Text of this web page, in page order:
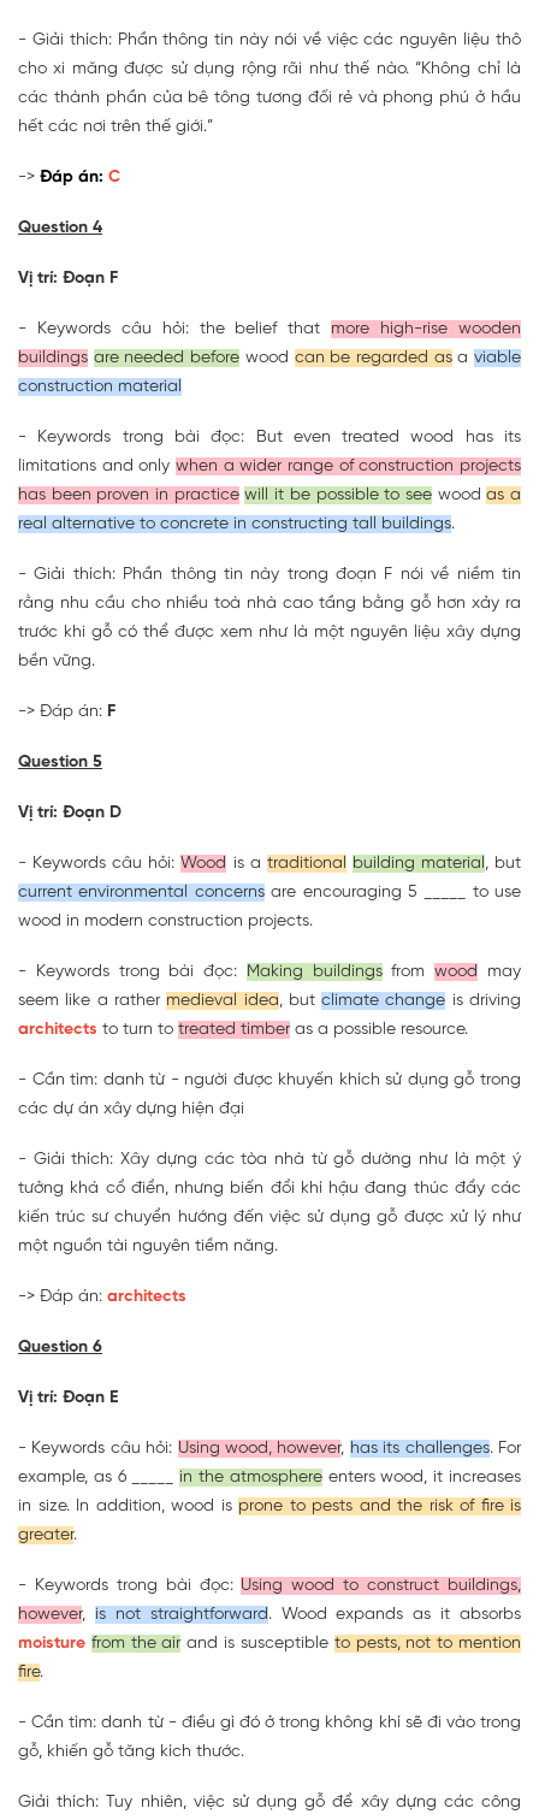
- Giải thích: Phần thông tin này nói về việc các nguyên liệu thô
cho xi măng được sử dụng rộng rãi như thế nào. “Không chỉ là
các thành phần của bê tông tương đối rẻ và phong phú ở hầu
hết các nơi trên thế giới.”
-> Đáp án: C
Question 4
Vị trí: Đoạn F
- Keywords câu hỏi: the belief that more high-rise wooden
buildings are needed before wood can be regarded asaviable
construction material
- Keywords trong bài đọc: But even treated wood has its
limitations and only when a wider range of construction projects
has been proven in practice will it be possible to seewoodas a
real alternative to concrete in constructing tall buildings.
- Giải thích: Phần thông tin này trong đoạn F nói về niềm tin
rằng nhu cầu cho nhiều toà nhà cao tầng bằng gỗ hơn xảy ra
trước khi gỗ có thể được xem như là một nguyên liệu xây dựng
bền vững.
-> Đáp án: F
Question 5
Vị trí: Đoạn D
- Keywords câu hỏi:Wood is a traditional building material , but
current environmental concernsare encouraging 5 _____ to use
wood in modern construction projects.
- Keywords trong bài đọc: Making buildingsfromwood may
seem like a rather medieval idea, butclimate change is driving
architects to turn to treated timber as a possible resource.
- Cần tìm: danh từ - người được khuyến khích sử dụng gỗ trong
các dự án xây dựng hiện đại
- Giải thích: Xây dựng các tòa nhà từ gỗ dường như là một ý
tưởng khá cổ điển, nhưng biến đổi khí hậu đang thúc đẩy các
kiến trúc sư chuyển hướng đến việc sử dụng gỗ được xử lý như
một nguồn tài nguyên tiềm năng.
-> Đáp án: architects
Question 6
Vị trí: Đoạn E
- Keywords câu hỏi: Using wood, however, has its challenges. For
example, as 6 _____ in the atmosphereenters wood, it increases
in size. In addition, wood is prone to pests and the risk of fire is
greater.
- Keywords trong bài đọc: Using wood to construct buildings,
however, is not straightforward. Wood expands as it absorbs
moisture from the air and is susceptible to pests, not to mention
fire.
- Cần tìm: danh từ - điều gì đó ở trong không khí sẽ đi vào trong
gỗ, khiến gỗ tăng kích thước.
Giải thích: Tuy nhiên, việc sử dụng gỗ để xây dựng các công